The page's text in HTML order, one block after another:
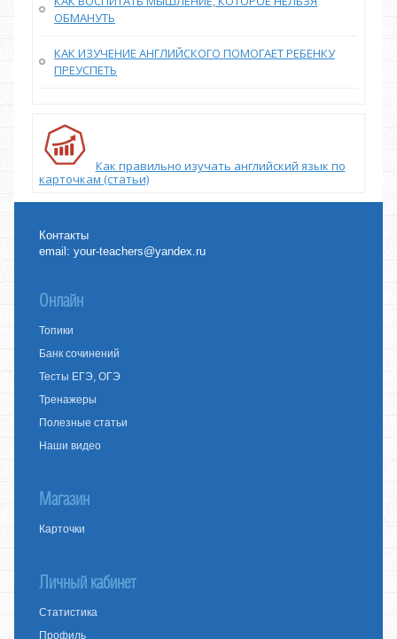
ОБМАНУТЬ
КАК ИЗУЧЕНИЕ АНГЛИЙСКОГО ПОМОГАЕТ РЕБЕНКУ
ПРЕУСПЕТЬ
Как правильно изучать английский язык по
карточкам (статьи)
Контакты
email:your-teachers@yandex.ru
Онлайн
Топики
Банк сочинений
Тесты ЕГЭ, ОГЭ
Тренажеры
Полезные статьи
Наши видео
Магазин
Карточки
Личный кабинет
Статистика
Профиль